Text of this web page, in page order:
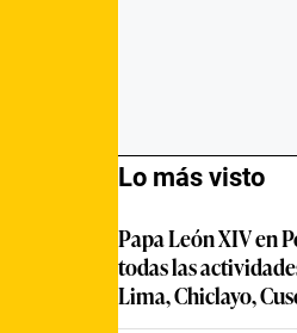
Lo más visto
Papa León XIV en
todas las
Lima, Chiclayo,